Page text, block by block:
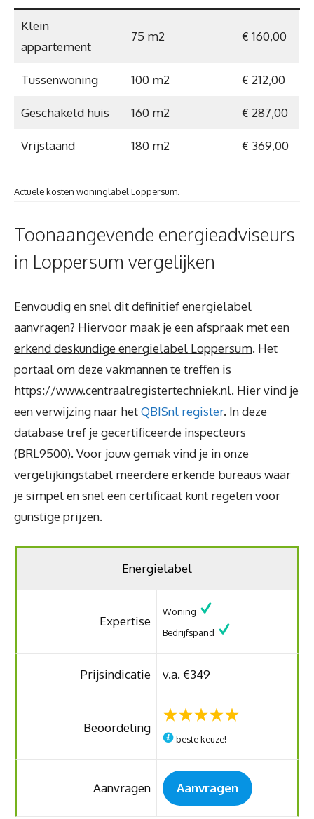
Klein
appartement
75 m2 € 160,00
Tussenwoning 100 m2 € 212,00
Geschakeld huis 160 m2 € 287,00
Vrijstaand 180 m2 € 369,00
Actuele kosten woninglabel Loppersum.
Toonaangevende energieadviseurs
in Loppersum vergelijken
Eenvoudig en snel dit definitief energielabel
aanvragen? Hiervoor maak je een afspraak met een
erkend deskundige energielabel Loppersum. Het
portaal om deze vakmannen te treffen is
https://www.centraalregistertechniek.nl. Hier vind je
een verwijzing naar hetQBISnl register. In deze
database tref je gecertificeerde inspecteurs
(BRL9500). Voor jouw gemak vind je in onze
vergelijkingstabel meerdere erkende bureaus waar
je simpel en snel een certificaat kunt regelen voor
gunstige prijzen.
Energielabel
Expertise
Woning
Bedrijfspand
Prijsindicatie v.a. €349
Beoordeling
beste keuze!
Aanvragen Aanvragen